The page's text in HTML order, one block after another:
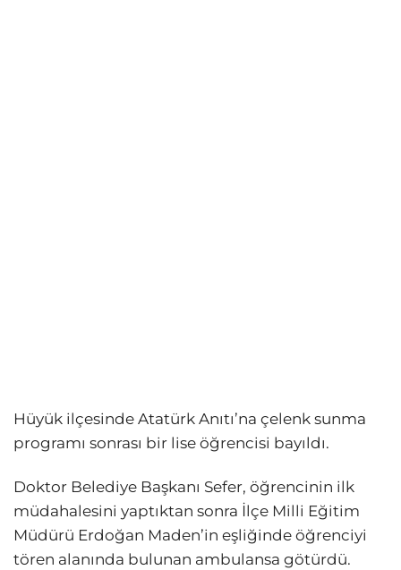
Hüyük ilçesinde Atatürk Anıtı’na çelenk sunma
programı sonrası bir lise öğrencisi bayıldı.
Doktor Belediye Başkanı Sefer, öğrencinin ilk
müdahalesini yaptıktan sonra İlçe Milli Eğitim
Müdürü Erdoğan Maden’in eşliğinde öğrenciyi
tören alanında bulunan ambulansa götürdü.